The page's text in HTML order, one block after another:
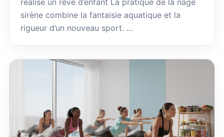
réalise un rêve d’enfant La pratique de la nage
sirène combine la fantaisie aquatique et la
rigueur d’un nouveau sport. …